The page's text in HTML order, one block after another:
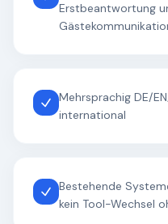
Erstbeantwortung
Mehrsprachig DE/
international
Bestehende
kein Tool-Wechsel